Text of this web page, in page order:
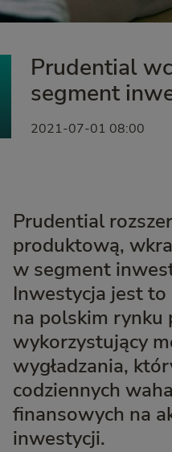
Prudential
segment
2021-07-01 08:00
Prudential
produktową,
w segment
Inwestycja jest
na polskim rynku
wykorzystujący
wygładzania,
codziennych
finansowych na
inwestycji.